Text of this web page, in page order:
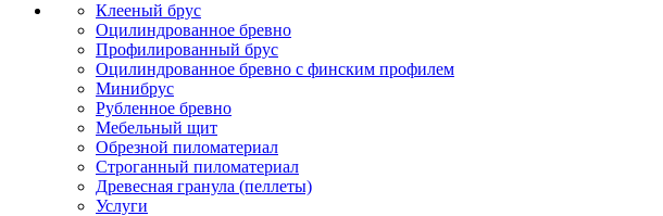
Клееный брус
Оцилиндрованное бревно
Профилированный брус
Оцилиндрованное бревно с финским профилем
Минибрус
Рубленное бревно
Мебельный щит
Обрезной пиломатериал
Строганный пиломатериал
Древесная гранула (пеллеты)
Услуги